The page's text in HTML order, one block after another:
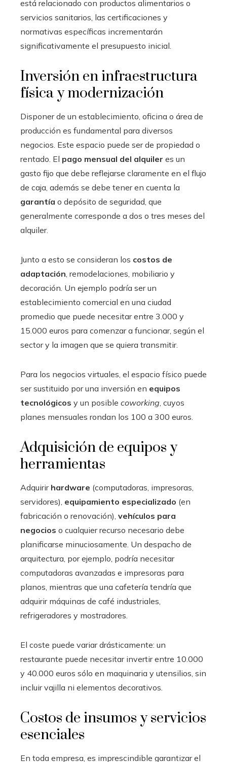
está relacionado con productos alimentarios o
servicios sanitarios, las certificaciones y
normativas específicas incrementarán
significativamente el presupuesto inicial.
Inversión en infraestructura
física y modernización
Disponer de un establecimiento, oficina o área de
producción es fundamental para diversos
negocios. Este espacio puede ser de propiedad o
rentado. El pago mensual del alquiler es un
gasto fijo que debe reflejarse claramente en el flujo
de caja, además se debe tener en cuenta la
garantía o depósito de seguridad, que
generalmente corresponde a dos o tres meses del
alquiler.
Junto a esto se consideran los costos de
adaptación , remodelaciones, mobiliario y
decoración. Un ejemplo podría ser un
establecimiento comercial en una ciudad
promedio que puede necesitar entre 3.000 y
15.000 euros para comenzar a funcionar, según el
sector y la imagen que se quiera transmitir.
Para los negocios virtuales, el espacio físico puede
ser sustituido por una inversión en equipos
tecnológicos y un posible coworking , cuyos
planes mensuales rondan los 100 a 300 euros.
Adquisición de equipos y
herramientas
Adquirir hardware (computadoras, impresoras,
servidores), equipamiento especializado (en
fabricación o renovación), vehículos para
negocios o cualquier recurso necesario debe
planificarse minuciosamente. Un despacho de
arquitectura, por ejemplo, podría necesitar
computadoras avanzadas e impresoras para
planos, mientras que una cafetería tendría que
adquirir máquinas de café industriales,
refrigeradores y mostradores.
El coste puede variar drásticamente: un
restaurante puede necesitar invertir entre 10.000
y 40.000 euros sólo en maquinaria y utensilios, sin
incluir vajilla ni elementos decorativos.
Costos de insumos y servicios
esenciales
En toda empresa, es imprescindible garantizar el